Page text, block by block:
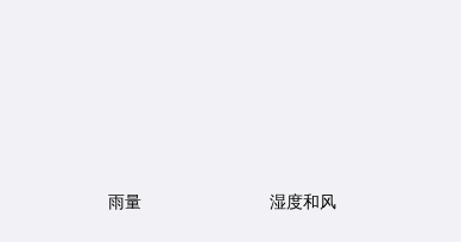
雨量 湿度和风